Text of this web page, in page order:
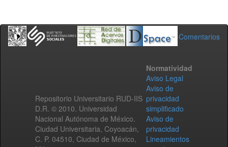
Comentarios
Repositorio Universitario RUD-IIS
D.R. © 2010. Universidad
Nacional Autónoma de México.
Ciudad Universitaria, Coyoacán,
C. P. 04510, Ciudad de México,
Normatividad
Aviso Legal
Aviso de
privacidad
simplificado
Aviso de
privacidad
Lineamientos